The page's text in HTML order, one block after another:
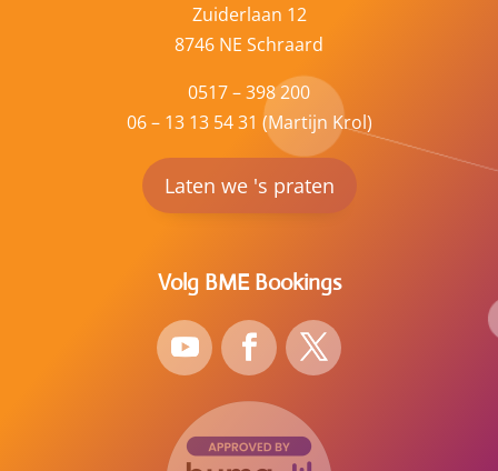
Zuiderlaan 12
8746 NE Schraard
0517 – 398 200
06 – 13 13 54 31 (Martijn Krol)
Laten we 's praten
Volg BME Bookings